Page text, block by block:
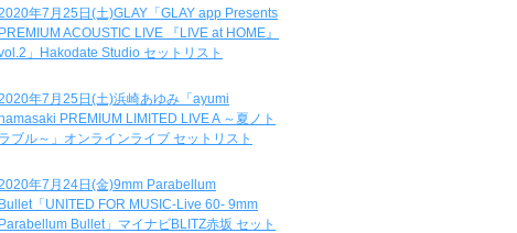
年7月25日(土)GLAY「GLAY app Presents
PREMIUM ACOUSTIC LIVE 『LIVE at HOME』
」Hakodate Studio セットリスト
年7月25日(土)浜崎あゆみ「ayumi
PREMIUM LIMITED LIVE A ～夏ノト
ラブル～」オンラインライブ セットリスト
年7月24日(金)9mm Parabellum
Bullet「UNITED FOR MUSIC-Live 60- 9mm
Parabellum Bullet」マイナビBLITZ赤坂 セット